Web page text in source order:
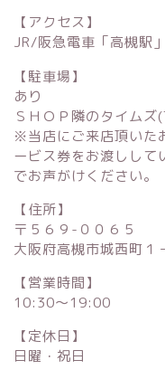
【アクセス】
JR/阪急電車「高槻駅
【駐車場】
あり
ＳＨＯＰ隣のタイムズ
※当店にご来店頂いた
ービス券をお渡しして
でお声がけください。
【住所】
〒５６９-００６５
大阪府高槻市城西町１
【営業時間】
10:30〜19:00
【定休日】
日曜・祝日